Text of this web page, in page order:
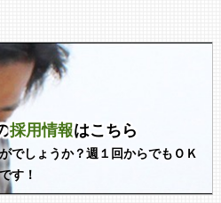
採用情報はこちら
しょうか？週１回からでもＯＫ
です！